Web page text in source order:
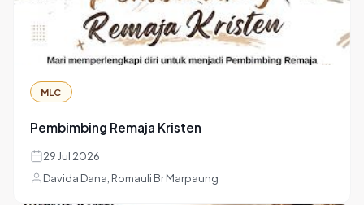
Pembimbing Remaja Kristen
29 Jul 2026